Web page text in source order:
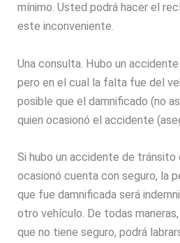
mínimo. Usted podrá hacer el
este inconveniente.
Una consulta. Hubo un
pero en el cual la falta fue del
posible que el damnificado (no
quien ocasionó el accidente
Si hubo un accidente de tránsito
ocasionó cuenta con seguro, la
que fue damnificada será
otro vehículo. De todas
que no tiene seguro, podrá